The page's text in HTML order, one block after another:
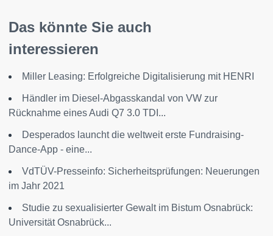
Das könnte Sie auch
interessieren
Miller Leasing: Erfolgreiche Digitalisierung mit HENRI
Händler im Diesel-Abgasskandal von VW zur
Rücknahme eines Audi Q7 3.0 TDI...
Desperados launcht die weltweit erste Fundraising-
Dance-App - eine...
VdTÜV-Presseinfo: Sicherheitsprüfungen: Neuerungen
im Jahr 2021
Studie zu sexualisierter Gewalt im Bistum Osnabrück:
Universität Osnabrück...